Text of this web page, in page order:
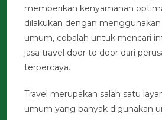
memberikan kenyamanan
dilakukan dengan
umum, cobalah untuk mencari
jasa travel door to door dari
terpercaya.
Travel merupakan salah satu
umum yang banyak digunakan